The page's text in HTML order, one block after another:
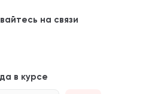
на связи
в курсе